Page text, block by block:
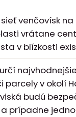
venčovísk
vrátane
v blízkosti
parcely v okolí
budú
prípadne